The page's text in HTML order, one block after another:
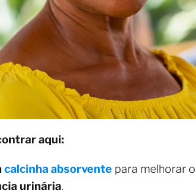
aqui:
calcinha absorvente para melhorar o
urinária.